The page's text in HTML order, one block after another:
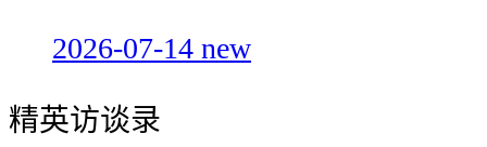
2026-07-14 new
精英访谈录